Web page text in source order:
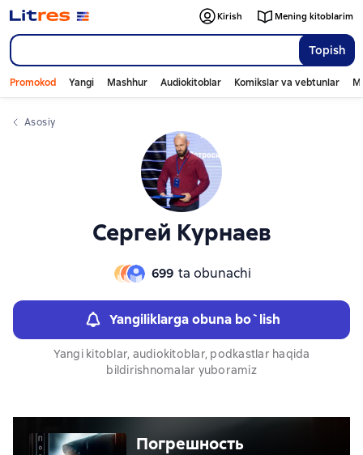
Topish
Kirish Mening kitoblarim
Promokod Yangi Mashhur Audiokitoblar Komikslar va vebtunlar
Asosiy
Сергей Курнаев
699 ta obunachi
Yangiliklarga obuna bo`lish
Yangi kitoblar, audiokitoblar, podkastlar haqida
bildirishnomalar yuboramiz
Погрешность
Слайдер с книгами